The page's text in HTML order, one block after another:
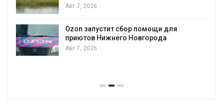
Авг 7, 2026
Ozon запустит сбор помощи для
приютов Нижнего Новгорода
Авг 7, 2026